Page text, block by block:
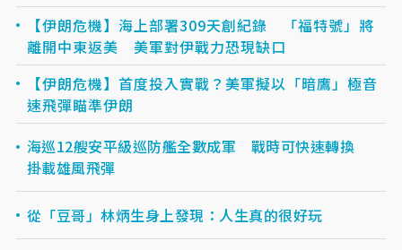
【伊朗危機】海上部署309天創紀錄 「福特號」將
離開中東返美 美軍對伊戰力恐現缺口
【伊朗危機】首度投入實戰？美軍擬以「暗鷹」極音
速飛彈瞄準伊朗
海巡12艘安平級巡防艦全數成軍 戰時可快速轉換
掛載雄風飛彈
從「豆哥」林炳生身上發現：人生真的很好玩